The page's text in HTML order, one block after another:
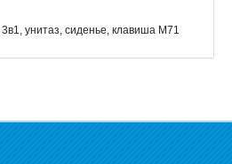
унитаз, сиденье, клавиша M71